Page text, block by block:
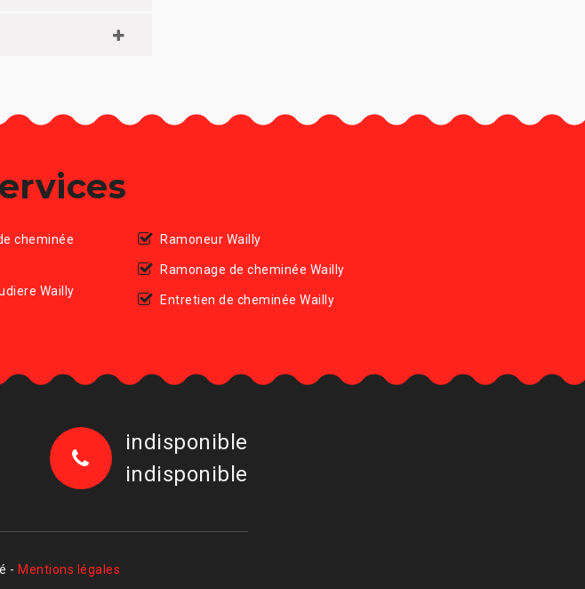
cheminée
Wailly
Ramoneur Wailly
Ramonage de cheminée Wailly
Entretien de cheminée Wailly
indisponible
indisponible
- Mentions légales